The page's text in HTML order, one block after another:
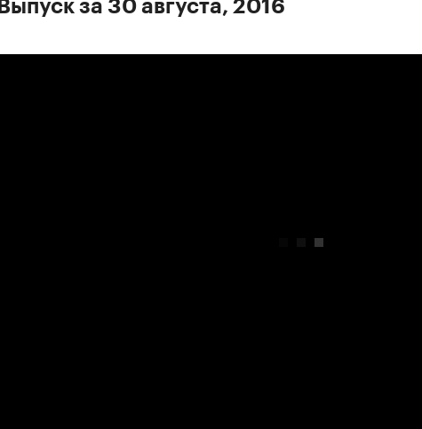
Выпуск за 30 августа, 2016